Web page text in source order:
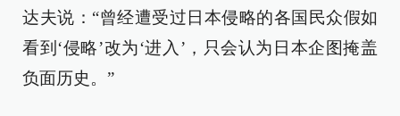
达夫说：“曾经遭受过日本侵略的各国民众假如
看到‘侵略’改为‘进入’，只会认为日本企图掩盖
负面历史。”